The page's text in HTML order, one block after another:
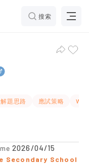
搜索
Tuition
解題思路 應試策略
2026/04/15
Secondary School